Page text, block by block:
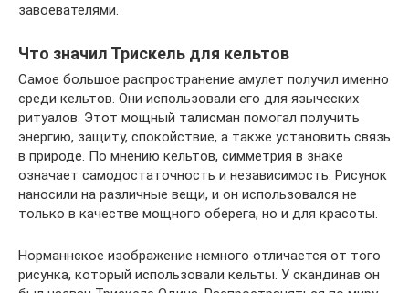
завоевателями.
Что значил Трискель для кельтов
Самое большое распространение амулет получил именно
среди кельтов. Они использовали его для языческих
ритуалов. Этот мощный талисман помогал получить
энергию, защиту, спокойствие, а также установить связь
в природе. По мнению кельтов, симметрия в знаке
означает самодостаточность и независимость. Рисунок
наносили на различные вещи, и он использовался не
только в качестве мощного оберега, но и для красоты.
Норманнское изображение немного отличается от того
рисунка, который использовали кельты. У скандинав он